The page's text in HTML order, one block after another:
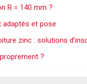
R = 140 mm ?
adaptés et pose
zinc : solutions
?